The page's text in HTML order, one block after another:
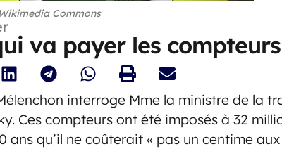
Commons
va payer les
interroge Mme la ministre de la
Ces compteurs ont été imposés à 32
ans qu’il ne coûterait « pas un centime